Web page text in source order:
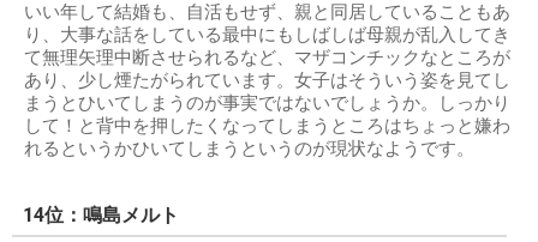
いい年して結婚も、自活もせず、親と同居していることもあ
り、大事な話をしている最中にもしばしば母親が乱入してき
て無理矢理中断させられるなど、マザコンチックなところが
あり、少し煙たがられています。女子はそういう姿を見てし
まうとひいてしまうのが事実ではないでしょうか。しっかり
して！と背中を押したくなってしまうところはちょっと嫌わ
れるというかひいてしまうというのが現状なようです。
14位：鳴島メルト